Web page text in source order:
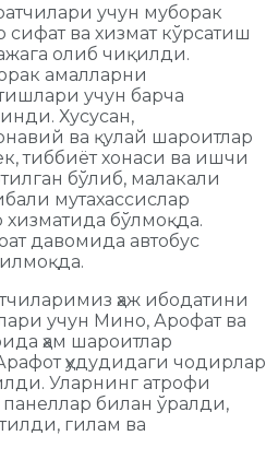
учун муборак
ва хизмат кўрсатиш
олиб чиқилди.
амалларни
учун барча
Хусусан,
ва қулай шароитлар
тиббиёт хонаси ва ишчи
бўлиб, малакали
мутахассислар
хизматида бўлмоқда.
давомида автобус
ҳаж ибодатини
учун Мино, Арофат ва
ҳам шароитлар
ҳудудидаги чодирлар
Уларнинг атрофи
билан ўралди,
гилам ва